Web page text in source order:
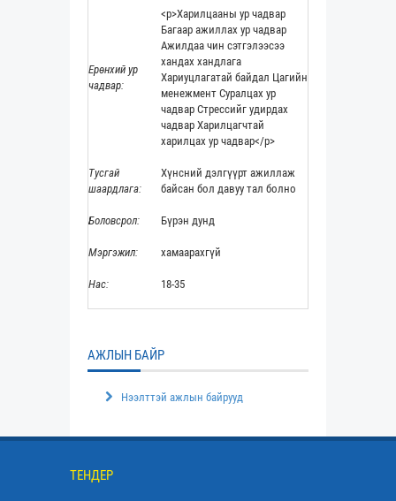
Ерөнхий ур
чадвар:
<p>Харилцааны ур чадвар
Багаар ажиллах ур чадвар
Ажилдаа чин сэтгэлээсээ
хандах хандлага
Хариуцлагатай байдал Цагийн
менежмент Суралцах ур
чадвар Стрессийг удирдах
чадвар Харилцагчтай
харилцах ур чадвар</p>
Тусгай
шаардлага:
Хүнсний дэлгүүрт ажиллаж
байсан бол давуу тал болно
Боловсрол: Бүрэн дунд
Мэргэжил: хамаарахгүй
Нас: 18-35
АЖЛЫН БАЙР
Нээлттэй ажлын байрууд
ТЕНДЕР